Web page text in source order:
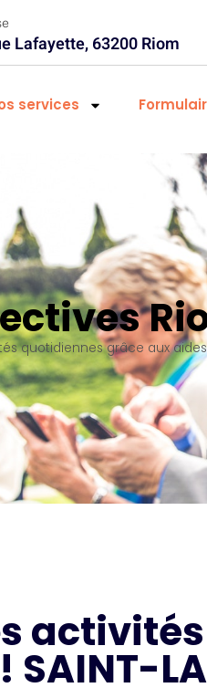
Lafayette, 63200 Riom
services
quotidiennes grâce aux aides